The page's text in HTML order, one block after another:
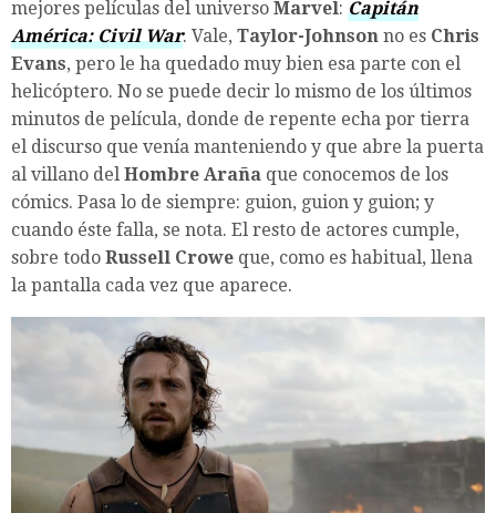
mejores películas del universo Marvel: Capitán
América: Civil War. Vale, Taylor-Johnson no es Chris
Evans, pero le ha quedado muy bien esa parte con el
helicóptero. No se puede decir lo mismo de los últimos
minutos de película, donde de repente echa por tierra
el discurso que venía manteniendo y que abre la puerta
al villano del Hombre Araña que conocemos de los
cómics. Pasa lo de siempre: guion, guion y guion; y
cuando éste falla, se nota. El resto de actores cumple,
sobre todo Russell Crowe que, como es habitual, llena
la pantalla cada vez que aparece.